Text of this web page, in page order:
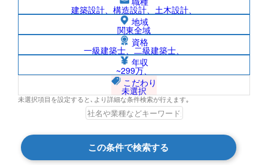
建築設計、構造設計、土木設計、
地域
関東全域
資格
一級建築士、二級建築士、
年収
~299万、
こだわり
未選択
未選択項目を設定すると､より詳細な条件検索が行えます｡
この条件で検索する
沖縄県/高砂熱学工業株式会社の求人検索
結果一覧